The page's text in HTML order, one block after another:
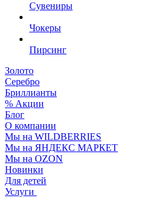
Сувениры
Чокеры
Пирсинг
Золото
Серебро
Бриллианты
% Акции
Блог
О компании
Мы на WILDBERRIES
Мы на ЯНДЕКС МАРКЕТ
Мы на OZON
Новинки
Для детей
Услуги